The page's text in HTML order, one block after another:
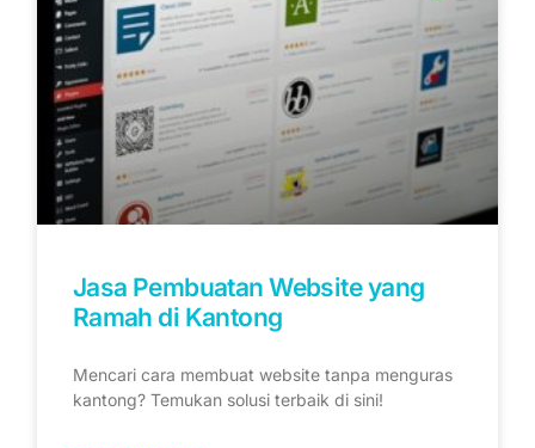
Jasa Pembuatan Website yang
Ramah di Kantong
Mencari cara membuat website tanpa menguras
kantong? Temukan solusi terbaik di sini!